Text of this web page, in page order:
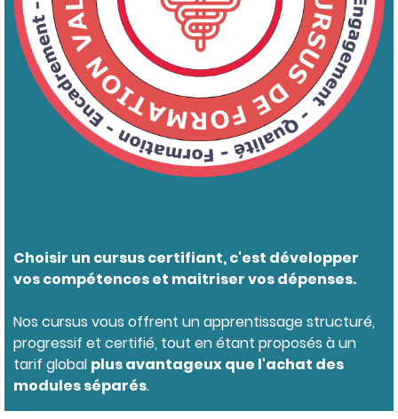
Choisir un cursus certifiant, c'est développer
vos compétences et maitriser vos dépenses.
Nos cursus vous offrent un apprentissage structuré,
progressif et certifié, tout en étant proposés à un
tarif global plus avantageux que l'achat des
modules séparés.